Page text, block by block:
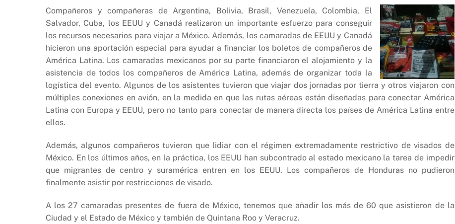
o
o
k
p
p
n
k
Compañeros y compañeras de Argentina, Bolivia, Brasil, Venezuela, Colombia, El
Salvador, Cuba, los EEUU y Canadá realizaron un importante esfuerzo para conseguir
los recursos necesarios para viajar a México. Además, los camaradas de EEUU y Canadá
hicieron una aportación especial para ayudar a financiar los boletos de compañeros de
América Latina. Los camaradas mexicanos por su parte financiaron el alojamiento y la
asistencia de todos los compañeros de América Latina, además de organizar toda la
logística del evento. Algunos de los asistentes tuvieron que viajar dos jornadas por tierra y otros viajaron con
múltiples conexiones en avión, en la medida en que las rutas aéreas están diseñadas para conectar América
Latina con Europa y EEUU, pero no tanto para conectar de manera directa los países de América Latina entre
ellos.
Además, algunos compañeros tuvieron que lidiar con el régimen extremadamente restrictivo de visados de
México. En los últimos años, en la práctica, los EEUU han subcontrado al estado mexicano la tarea de impedir
que migrantes de centro y suramérica entren en los EEUU. Los compañeros de Honduras no pudieron
finalmente asistir por restricciones de visado.
A los 27 camaradas presentes de fuera de México, tenemos que añadir los más de 60 que asistieron de la
Ciudad y el Estado de México y también de Quintana Roo y Veracruz.